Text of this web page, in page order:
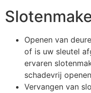
Openen van
of is uw sleutel
ervaren
schadevrij
Vervangen van